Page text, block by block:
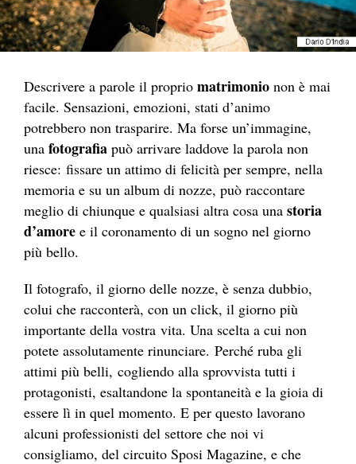
Descrivere a parole il proprio matrimonio non è mai
facile. Sensazioni, emozioni, stati d’animo
potrebbero non trasparire. Ma forse un’immagine,
una fotografia può arrivare laddove la parola non
riesce: fissare un attimo di felicità per sempre, nella
memoria e su un album di nozze, può raccontare
meglio di chiunque e qualsiasi altra cosa una storia
d’amore e il coronamento di un sogno nel giorno
più bello.
Il fotografo, il giorno delle nozze, è senza dubbio,
colui che racconterà, con un click, il giorno più
importante della vostra vita. Una scelta a cui non
potete assolutamente rinunciare. Perché ruba gli
attimi più belli, cogliendo alla sprovvista tutti i
protagonisti, esaltandone la spontaneità e la gioia di
essere lì in quel momento. E per questo lavorano
alcuni professionisti del settore che noi vi
consigliamo, del circuito Sposi Magazine, e che